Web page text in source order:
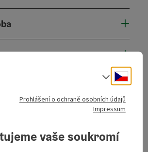
Cesky
Volba
Prohlášení o ochraně osobních údajů
Impressum
vaše soukromí